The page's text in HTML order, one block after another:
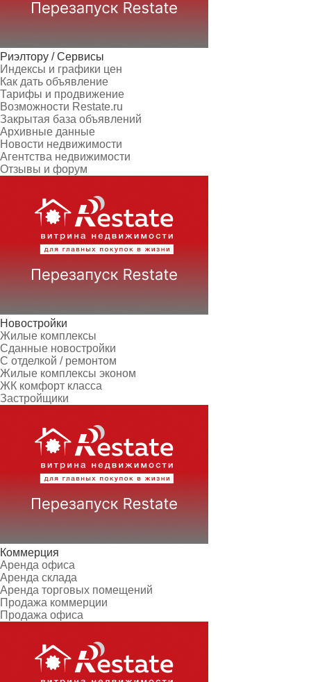
Риэлтору / Сервисы
Индексы и графики цен
Как дать объявление
Тарифы и продвижение
Возможности Restate.ru
Закрытая база объявлений
Архивные данные
Новости недвижимости
Агентства недвижимости
Отзывы и форум
Новостройки
Жилые комплексы
Сданные новостройки
С отделкой / ремонтом
Жилые комплексы эконом
ЖК комфорт класса
Застройщики
Коммерция
Аренда офиса
Аренда склада
Аренда торговых помещений
Продажа коммерции
Продажа офиса